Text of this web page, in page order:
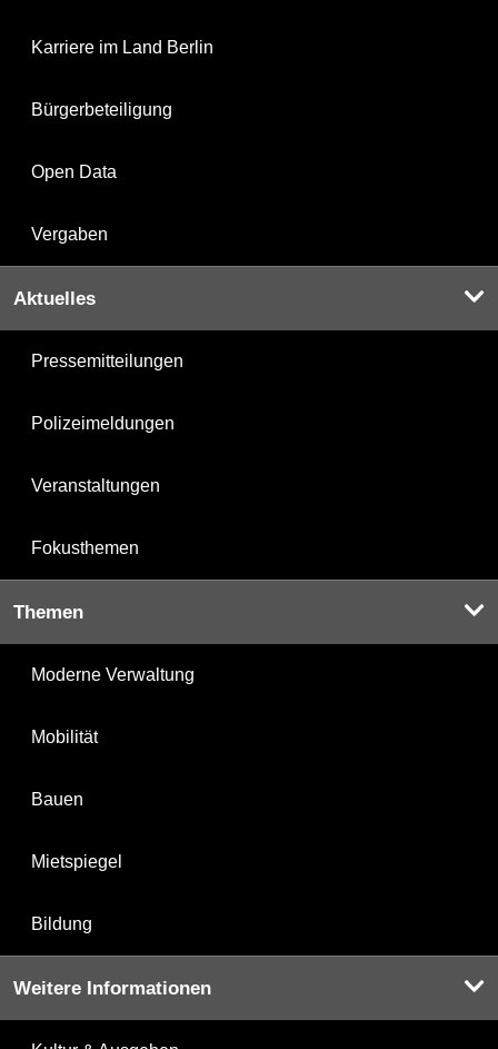
Karriere im Land Berlin
Bürgerbeteiligung
Open Data
Vergaben
Aktuelles
Pressemitteilungen
Polizeimeldungen
Veranstaltungen
Fokusthemen
Themen
Moderne Verwaltung
Mobilität
Bauen
Mietspiegel
Bildung
Weitere Informationen